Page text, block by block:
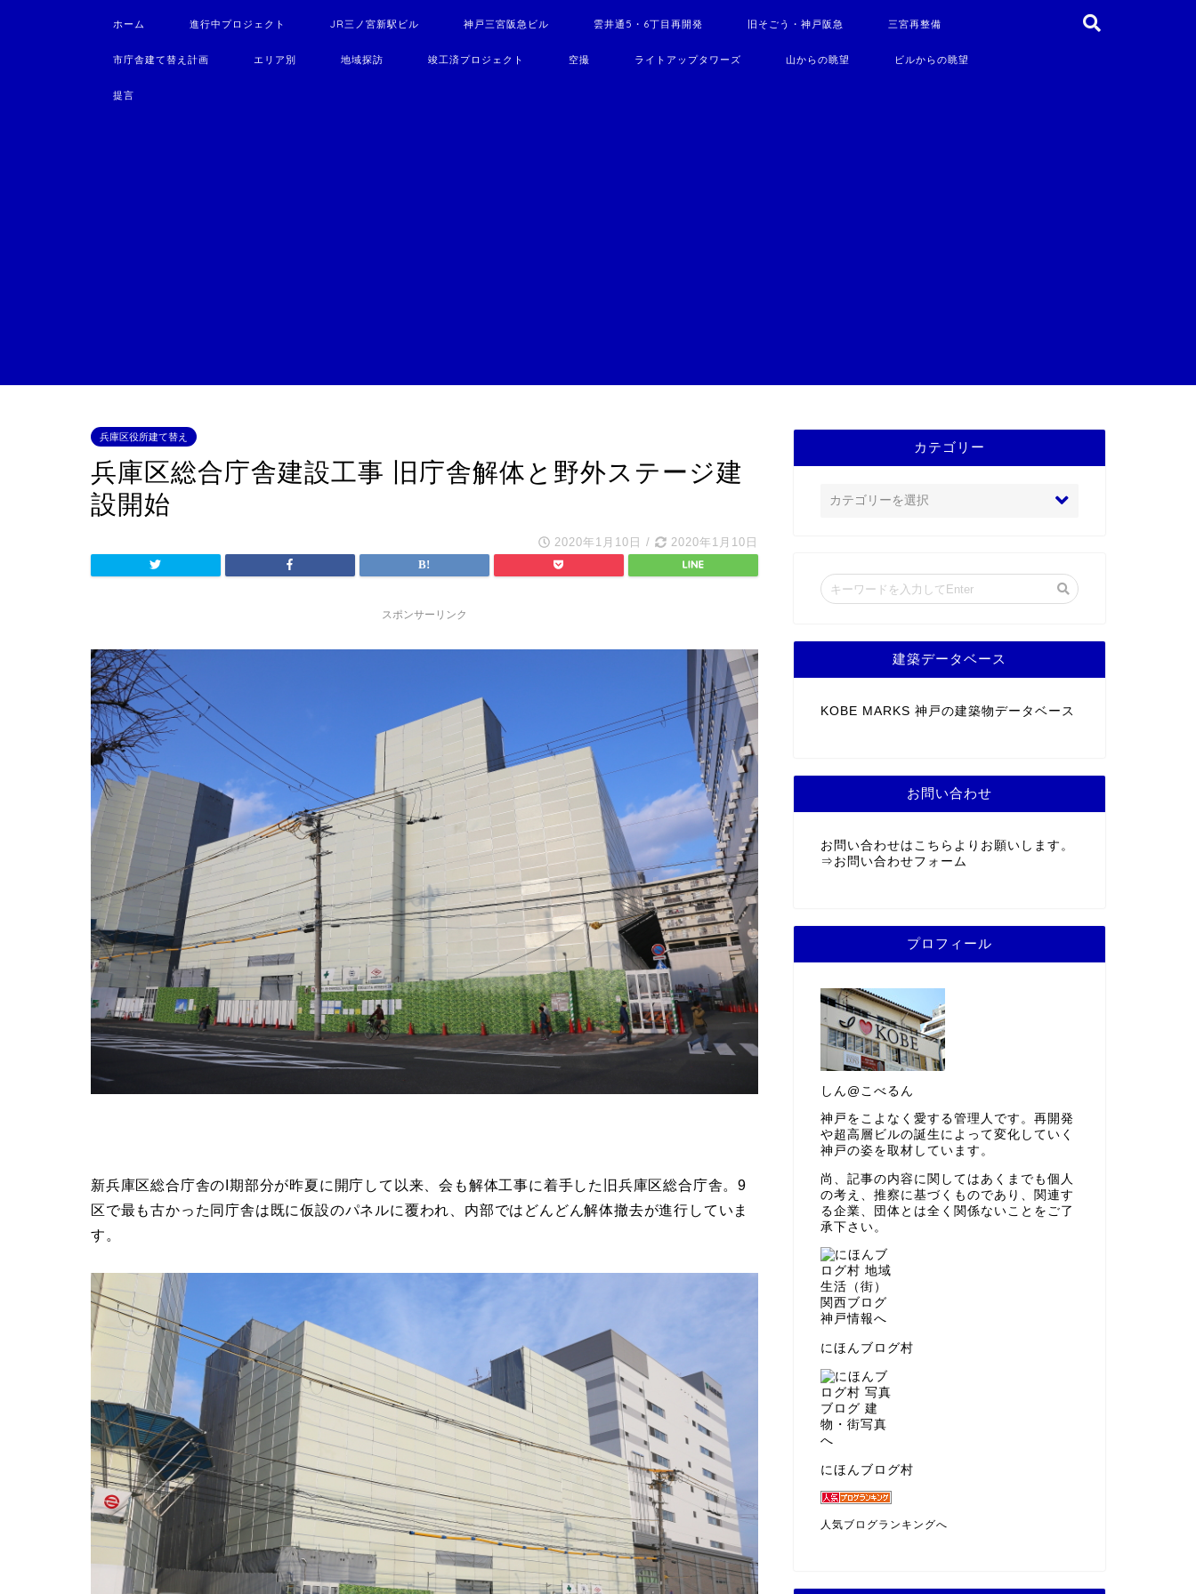
ホーム 進行中プロジェクト JR三ノ宮新駅ビル 神戸三宮阪急ビル 雲井通5・6丁目再開発 旧そごう・神戸阪急 三宮再整備
市庁舎建て替え計画 エリア別 地域探訪 竣工済プロジェクト 空撮 ライトアップタワーズ 山からの眺望 ビルからの眺望
提言
兵庫区役所建て替え
兵庫区総合庁舎建設工事 旧庁舎解体と野外ステージ建
設開始
2020年1月10日 / 2020年1月10日
スポンサーリンク
新兵庫区総合庁舎のI期部分が昨夏に開庁して以来、会も解体工事に着手した旧兵庫区総合庁舎。9
区で最も古かった同庁舎は既に仮設のパネルに覆われ、内部ではどんどん解体撤去が進行していま
す。
カテゴリー
建築データベース
KOBE MARKS 神戸の建築物データベース
お問い合わせ
お問い合わせはこちらよりお願いします。
⇒ お問い合わせフォーム
プロフィール
しん@こべるん
神戸をこよなく愛する管理人です。再開発
や超高層ビルの誕生によって変化していく
神戸の姿を取材しています。
尚、記事の内容に関してはあくまでも個人
の考え、推察に基づくものであり、関連す
る企業、団体とは全く関係ないことをご了
承下さい。
にほんブログ村
にほんブログ村
人気ブログランキングへ